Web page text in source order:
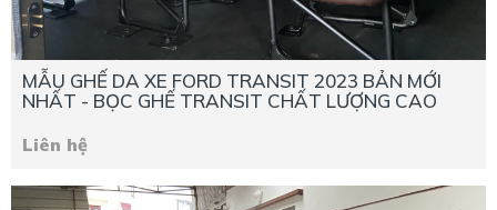
MẪU GHẾ DA XE FORD TRANSIT 2023 BẢN MỚI
NHẤT - BỌC GHẾ TRANSIT CHẤT LƯỢNG CAO
Liên hệ